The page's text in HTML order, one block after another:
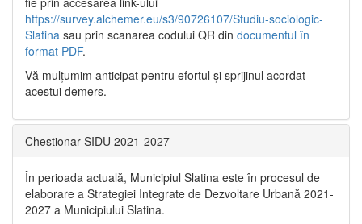
https://survey.alchemer.eu/s3/90726107/Studiu-sociologic-
Slatina sau prin scanarea codului QR din documentul în
format PDF.
Vă mulţumim anticipat pentru efortul şi sprijinul acordat
acestui demers.
Chestionar SIDU 2021-2027
În perioada actuală, Municipiul Slatina este în procesul de
elaborare a Strategiei Integrate de Dezvoltare Urbană 2021‐
2027 a Municipiului Slatina.